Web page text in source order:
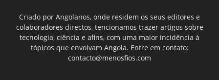
Criado por Angolanos, onde residem os seus editores e
colaboradores directos, tencionamos trazer artigos sobre
tecnologia, ciência e afins, com uma maior incidência à
tópicos que envolvam Angola. Entre em contato:
contacto@menosfios.com